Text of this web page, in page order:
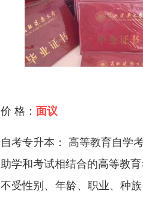
价 格： 面议
自考专升本： 高等教育自学
助学和考试相结合的高等教
不受性别、年龄、职业、种